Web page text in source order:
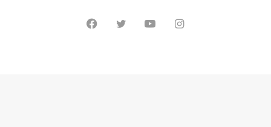
FacebookTwitter YouTubeInstagram